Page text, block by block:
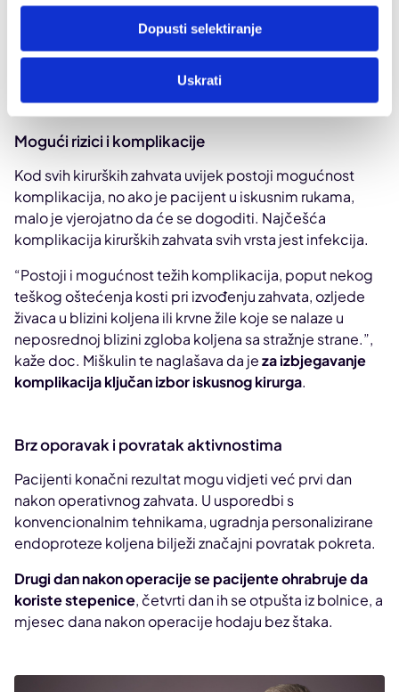
Dopusti selektiranje
Uskrati
Mogući rizici i komplikacije
Kod svih kirurških zahvata uvijek postoji mogućnost
komplikacija, no ako je pacijent u iskusnim rukama,
malo je vjerojatno da će se dogoditi. Najčešća
komplikacija kirurških zahvata svih vrsta jest infekcija.
“Postoji i mogućnost težih komplikacija, poput nekog
teškog oštećenja kosti pri izvođenju zahvata, ozljede
živaca u blizini koljena ili krvne žile koje se nalaze u
neposrednoj blizini zgloba koljena sa stražnje strane.”,
kaže doc. Miškulin te naglašava da jeza izbjegavanje
komplikacija ključan izbor iskusnog kirurga.
Brz oporavak i povratak aktivnostima
Pacijenti konačni rezultat mogu vidjeti već prvi dan
nakon operativnog zahvata. U usporedbi s
konvencionalnim tehnikama, ugradnja personalizirane
endoproteze koljena bilježi značajni povratak pokreta.
Drugi dan nakon operacije se pacijente ohrabruje da
koriste stepenice, četvrti dan ih se otpušta iz bolnice, a
mjesec dana nakon operacije hodaju bez štaka.